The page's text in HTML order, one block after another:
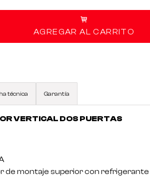
AGREGAR AL CARRITO
técnica Garantía
VERTICAL DOS PUERTAS
de montaje superior con